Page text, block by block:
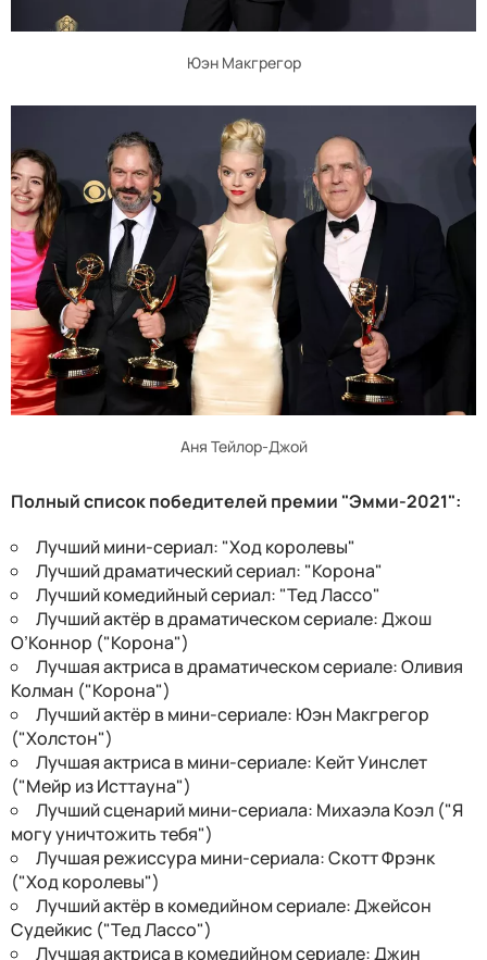
Юэн Макгрегор
Аня Тейлор-Джой
Полный список победителей премии "Эмми-2021":
Лучший мини-сериал: "Ход королевы"
Лучший драматический сериал: "Корона"
Лучший комедийный сериал: "Тед Лассо"
Лучший актёр в драматическом сериале: Джош
О’Коннор ("Корона")
Лучшая актриса в драматическом сериале: Оливия
Колман ("Корона")
Лучший актёр в мини-сериале: Юэн Макгрегор
("Холстон")
Лучшая актриса в мини-сериале: Кейт Уинслет
("Мейр из Исттауна")
Лучший сценарий мини-сериала: Михаэла Коэл ("Я
могу уничтожить тебя")
Лучшая режиссура мини-сериала: Скотт Фрэнк
("Ход королевы")
Лучший актёр в комедийном сериале: Джейсон
Судейкис ("Тед Лассо")
Лучшая актриса в комедийном сериале: Джин